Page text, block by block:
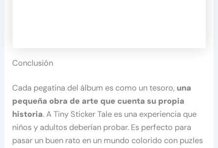
Conclusión
Cada pegatina del álbum es como un tesoro, una
pequeña obra de arte que cuenta su propia
historia. A Tiny Sticker Tale es una experiencia que
niños y adultos deberían probar. Es perfecto para
pasar un buen rato en un mundo colorido con puzles